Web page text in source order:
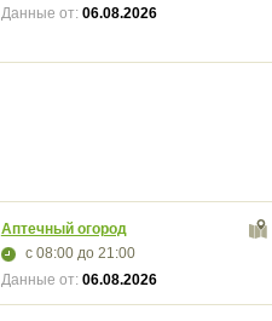
Данные от: 06.08.2026
Аптечный огород
с 08:00до 21:00
Данные от: 06.08.2026